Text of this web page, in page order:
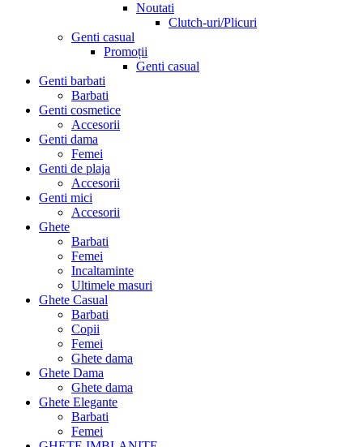
Noutati
Clutch-uri/Plicuri
Genti casual
Promoții
Genti casual
Genti barbati
Barbati
Genti cosmetice
Accesorii
Genti dama
Femei
Genti de plaja
Accesorii
Genti mici
Accesorii
Ghete
Barbati
Femei
Incaltaminte
Ultimele masuri
Ghete Casual
Barbati
Copii
Femei
Ghete dama
Ghete Dama
Ghete dama
Ghete Elegante
Barbati
Femei